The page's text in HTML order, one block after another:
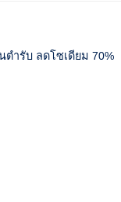
ตำรับ ลดโซเดียม 70%